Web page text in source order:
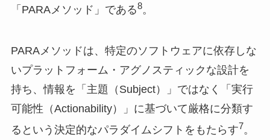
「PARAメソッド」である8。
PARAメソッドは、特定のソフトウェアに依存しな
いプラットフォーム・アグノスティックな設計を
持ち、情報を「主題（Subject）」ではなく「実行
可能性（Actionability）」に基づいて厳格に分類す
るという決定的なパラダイムシフトをもたらす7。